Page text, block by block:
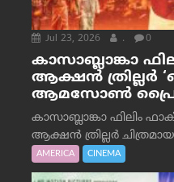
Jul 23, 2026 . 0
കാസാബ്ലാങ്കാ
ആക്ഷൻ ത്രില്ലർ
ആമസോൺ
കാസാബ്ലാങ്കാ ഫിലിം
ആക്ഷൻ ത്രില്ലർ
AMERICA CINEMA